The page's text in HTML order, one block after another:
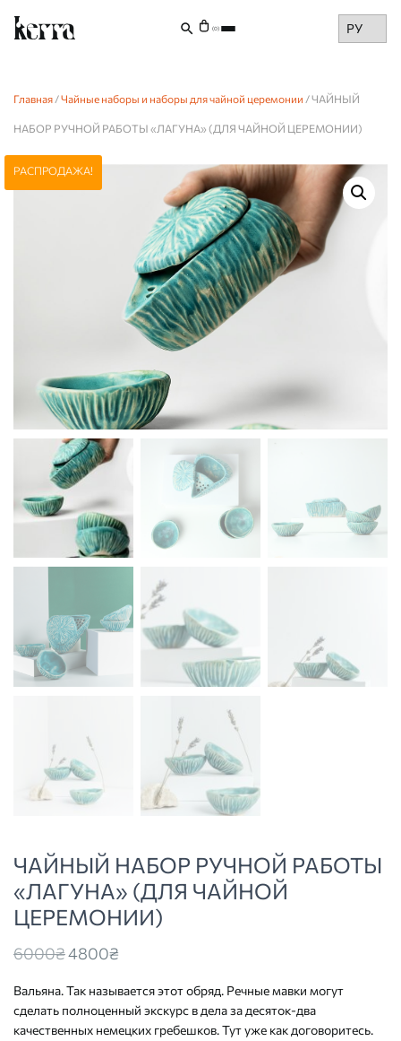
Choose
a
(0)
Главная /Чайные наборы и наборы для чайной церемонии / ЧАЙНЫЙ
НАБОР РУЧНОЙ РАБОТЫ «ЛАГУНА» (ДЛЯ ЧАЙНОЙ ЦЕРЕМОНИИ)
РАСПРОДАЖА!
ЧАЙНЫЙ НАБОР РУЧНОЙ РАБОТЫ
«ЛАГУНА» (ДЛЯ ЧАЙНОЙ
ЦЕРЕМОНИИ)
6000₴Original
was:
6000₴
4800₴
is:
4800₴
Вальяна. Так называется этот обряд. Речные мавки могут
сделать полноценный экскурс в дела за десяток-два
качественных немецких гребешков. Тут уже как договоритесь.